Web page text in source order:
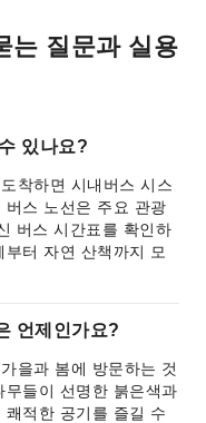
는 질문과 실용
있나요?
착하면 시내버스 시스
스 노선은 주요 관광
버스 시간표를 확인하
터 자연 산책까지 모
언제인가요?
을과 봄에 방문하는 것
들이 선명한 붉은색과
적한 공기를 즐길 수